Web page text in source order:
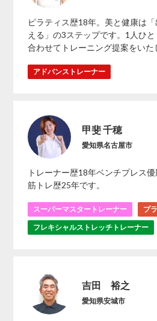
ピラティス歴18年。美と健康は
える」の3ステップです。1人ひ
合わせてトレーニング提案をいた
アドバンストレーナー
甲斐 千穂
愛知県名古屋市
トレーナー歴18年ベンチプレス優
筋トレ歴25年です。
スーパーマスタートレーナー
プ
フレキシャルストレッチトレーナー
吉田 裕之
愛知県安城市